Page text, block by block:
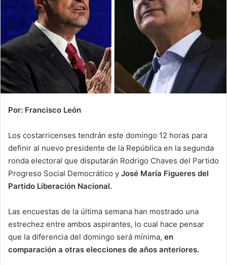
Por: Francisco León
Los costarricenses tendrán este domingo 12 horas para
definir al nuevo presidente de la República en la segunda
ronda electoral que disputarán Rodrigo Chaves del Partido
Progreso Social Democrático y José María Figueres del
Partido Liberación Nacional.
Las encuestas de la última semana han mostrado una
estrechez entre ambos aspirantes, lo cual hace pensar
que la diferencia del domingo será mínima, en
comparación a otras elecciones de años anteriores.